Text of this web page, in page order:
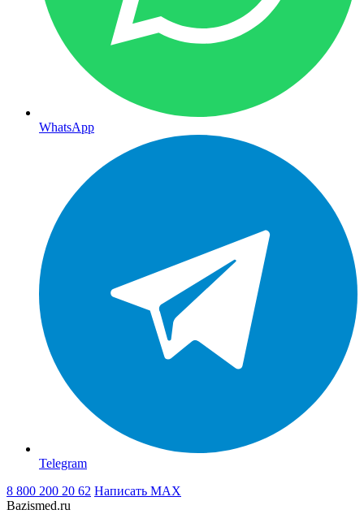
WhatsApp
Telegram
8 800 200 20 62 Написать MAX
Bazismed.ru